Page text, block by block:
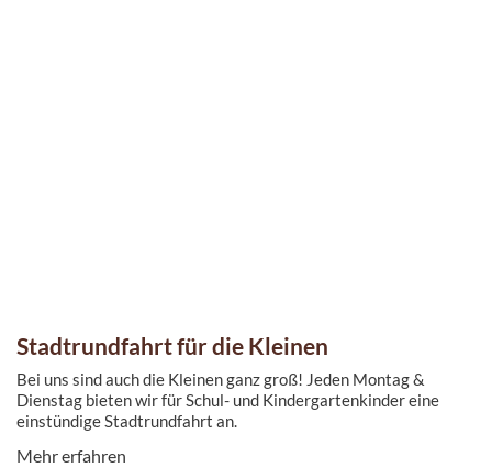
Stadtrundfahrt für die Kleinen
Bei uns sind auch die Kleinen ganz groß! Jeden Montag &
Dienstag bieten wir für Schul- und Kindergartenkinder eine
einstündige Stadtrundfahrt an.
Mehr erfahren